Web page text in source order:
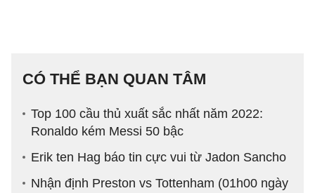
CÓ THỂ BẠN QUAN TÂM
Top 100 cầu thủ xuất sắc nhất năm 2022:
Ronaldo kém Messi 50 bậc
Erik ten Hag báo tin cực vui từ Jadon Sancho
Nhận định Preston vs Tottenham (01h00 ngày